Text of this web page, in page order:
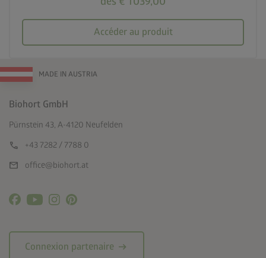
Accéder au produit
MADE IN AUSTRIA
Biohort GmbH
Pürnstein 43, A-4120 Neufelden
call +43 7282 / 7788 0
mail office@biohort.at
Connexion partenaire arrow_right_alt